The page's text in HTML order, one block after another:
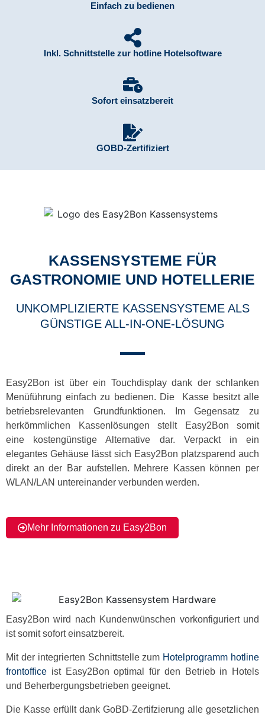
Einfach zu bedienen
Inkl. Schnittstelle zur hotline Hotelsoftware
Sofort einsatzbereit
GOBD-Zertifiziert
KASSENSYSTEME FÜR
GASTRONOMIE UND HOTELLERIE
UNKOMPLIZIERTE KASSENSYSTEME ALS
GÜNSTIGE ALL-IN-ONE-LÖSUNG
Easy2Bon ist über ein Touchdisplaydank der schlanken
Menüführung einfach zu bedienen. Die Kasse besitzt alle
betriebsrelevanten Grundfunktionen. Im Gegensatz zu
herkömmlichen Kassenlösungen stellt Easy2Bon somit
eine
kostengünstige Alternative dar. Verpackt in ein
elegantes Gehäuse lässt sich Easy2Bon platzsparend auch
direkt an der Bar aufstellen. Mehrere Kassen können per
WLAN/LAN untereinander verbunden werden.
Mehr Informationen zu Easy2Bon
Easy2Bon wird nach Kundenwünschen vorkonfiguriertund
ist somitsofort einsatzbereit.
Mit der integrierten Schnittstelle zum Hotelprogramm hotline
frontoffice ist Easy2Bon optimal für den Betrieb in Hotels
und Beherbergungsbetrieben geeignet.
Die Kasse erfüllt dank GoBD-Zertifzierung alle gesetzlichen